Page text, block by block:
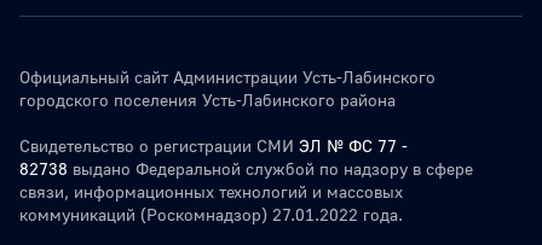
Официальный сайт Администрации Усть-Лабинского
городского поселения Усть-Лабинского района
Свидетельство о регистрации СМИ ЭЛ № ФС 77 -
82738 выдано Федеральной службой по надзору в сфере
связи, информационных технологий и массовых
коммуникаций (Роскомнадзор) 27.01.2022 года.